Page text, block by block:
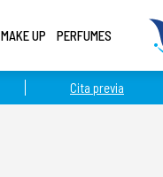
Cita previa
MAKE UP PERFUMES